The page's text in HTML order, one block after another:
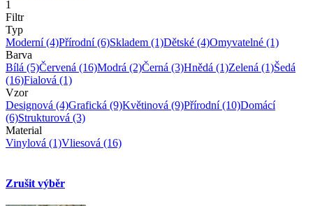
1
Filtr
Typ
Moderní(4)Přírodní(6)Skladem (1)Dětské (4)Omyvatelné (1)
Barva
Bílá (5)Červená (16)Modrá (2)Černá (3)Hnědá (1)Zelená (1)Šedá
(16)Fialová (1)
Vzor
Designová (4)Grafická (9)Květinová (9)Přírodní(10)Domácí
(6)Strukturová (3)
Material
Vinylová (1)Vliesová (16)
Zrušit výběr